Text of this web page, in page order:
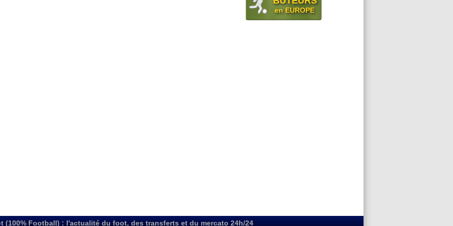
en EUROPE
(100% Football) : l'actualité du foot, des transferts et du mercato 24h/24